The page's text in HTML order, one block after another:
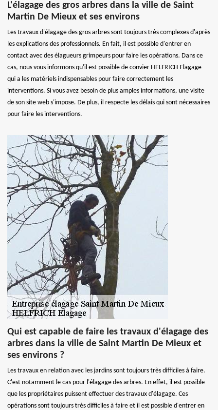
L'élagage des gros arbres dans la ville de Saint
Martin De Mieux et ses environs
Les travaux d'élagage des gros arbres sont toujours très complexes d'après
les explications des professionnels. En fait, il est possible d'entrer en
contact avec des élagueurs grimpeurs pour faire les opérations. Dans ce
cas, nous vous informons qu'il est possible de convier HELFRICH Elagage
qui a les matériels indispensables pour faire correctement les
interventions. Si vous avez besoin de plus amples informations, une visite
de son site web s'impose. De plus, il respecte les délais qui sont nécessaires
pour faire les interventions.
Qui est capable de faire les travaux d'élagage des
arbres dans la ville de Saint Martin De Mieux et
ses environs ?
Les travaux en relation avec les jardins sont toujours très difficiles à faire.
C'est notamment le cas pour l'élagage des arbres. En effet, il est possible
que les propriétaires puissent effectuer des travaux d'élagage. Ces
opérations sont toujours très difficiles à faire et il est possible d'entrer en